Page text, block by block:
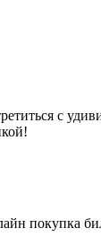
с
покупка